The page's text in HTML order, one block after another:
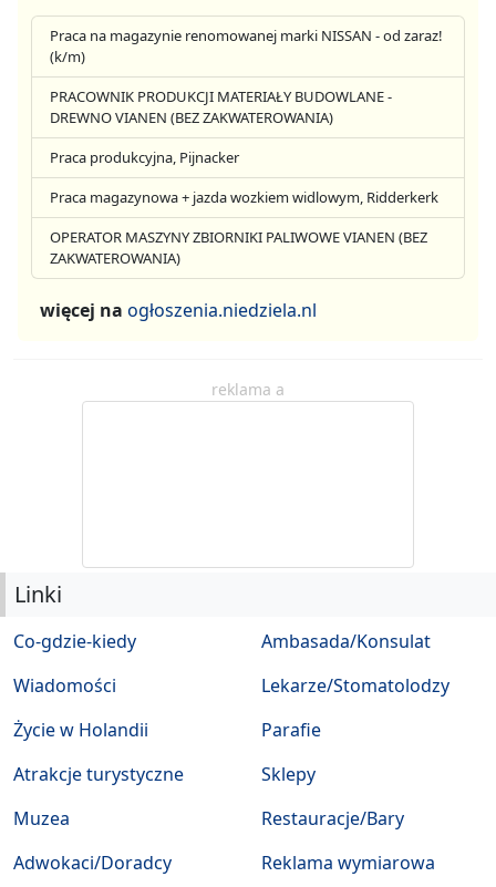
Praca na magazynie renomowanej marki NISSAN - od zaraz!
(k/m)
PRACOWNIK PRODUKCJI MATERIAŁY BUDOWLANE -
DREWNO VIANEN (BEZ ZAKWATEROWANIA)
Praca produkcyjna, Pijnacker
Praca magazynowa + jazda wozkiem widlowym, Ridderkerk
OPERATOR MASZYNY ZBIORNIKI PALIWOWE VIANEN (BEZ
ZAKWATEROWANIA)
więcej na ogłoszenia.niedziela.nl
reklama a
Linki
Co-gdzie-kiedy
Wiadomości
Życie w Holandii
Atrakcje turystyczne
Muzea
Ambasada/Konsulat
Lekarze/Stomatolodzy
Parafie
Sklepy
Restauracje/Bary
Adwokaci/Doradcy
Reklama wymiarowa